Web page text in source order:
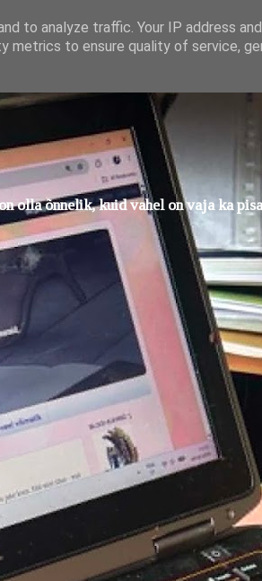
olla õnnelik, kuid vahel on vaja ka
to analyze traffic. Your IP address
metrics to ensure quality of service,